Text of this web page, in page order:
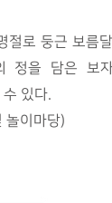
로 둥근 보름
정을 담은 보
있다.
놀이마당)